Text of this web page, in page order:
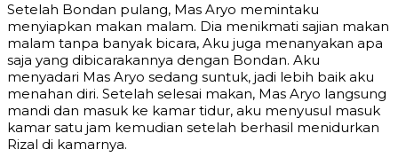
Setelah Bondan pulang, Mas Aryo memintaku
menyiapkan makan malam. Dia menikmati sajian makan
malam tanpa banyak bicara, Aku juga menanyakan apa
saja yang dibicarakannya dengan Bondan. Aku
menyadari Mas Aryo sedang suntuk, jadi lebih baik aku
menahan diri. Setelah selesai makan, Mas Aryo langsung
mandi dan masuk ke kamar tidur, aku menyusul masuk
kamar satu jam kemudian setelah berhasil menidurkan
Rizal di kamarnya.